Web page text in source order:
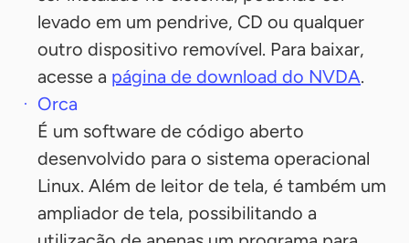
levado em um pendrive, CD ou qualquer
outro dispositivo removível. Para baixar,
acesse a página de download do NVDA.
Orca
É um software de código aberto
desenvolvido para o sistema operacional
Linux. Além de leitor de tela, é também um
ampliador de tela, possibilitando a